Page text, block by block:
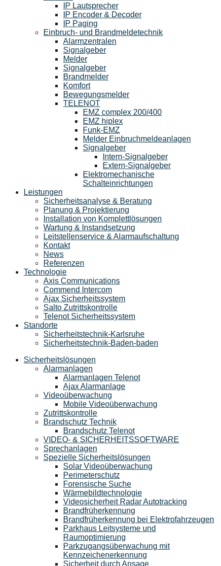
IP Lautsprecher
IP Encoder & Decoder
IP Paging
Einbruch- und Brandmeldetechnik
Alarmzentralen
Signalgeber
Melder
Signalgeber
Brandmelder
Komfort
Bewegungsmelder
TELENOT
EMZ complex 200/400
EMZ hiplex
Funk-EMZ
Melder Einbruchmeldeanlagen
Signalgeber
Intern-Signalgeber
Extern-Signalgeber
Elektromechanische
Schalteinrichtungen
Leistungen
Sicherheitsanalyse & Beratung
Planung & Projektierung​
Installation von Komplettlösungen
Wartung & Instandsetzung
Leitstellenservice & Alarmaufschaltung
Kontakt
News
Referenzen
Technologie
Axis Communications
Commend Intercom
Ajax Sicherheitssystem​
Salto Zutrittskontrolle
Telenot Sicherheitssystem
Standorte
Sicherheitstechnik-Karlsruhe
Sicherheitstechnik-Baden-baden
Sicherheitslösungen
Alarmanlagen
Alarmanlagen Telenot
Ajax Alarmanlage
Videoüberwachung
Mobile Videoüberwachung
Zutrittskontrolle
Brandschutz Technik
Brandschutz Telenot
VIDEO- & SICHERHEITSSOFTWARE
Sprechanlagen
Spezielle Sicherheitslösungen
Solar Videoüberwachung
Perimeterschutz
Forensische Suche
Wärmebildtechnologie
Videosicherheit Radar Autotracking​
Brandfrüherkennung
Brandfrüherkennung bei Elektrofahrzeugen
Parkhaus Leitsysteme und
Raumoptimierung
Parkzugangsüberwachung mit
Kennzeichenerkennung
Sicherheit durch Ansage